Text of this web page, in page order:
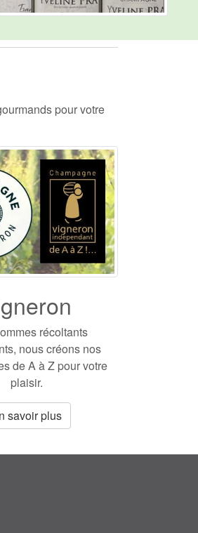
pour votre
récoltants
nous créons nos
de A à Z pour votre
plaisir.
savoir plus